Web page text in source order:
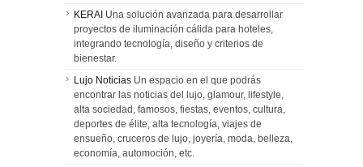
KERAI Una solución avanzada para desarrollar
proyectos de iluminación cálida para hoteles,
integrando tecnología, diseño y criterios de
bienestar.
Lujo Noticias Un espacio en el que podrás
encontrar las noticias del lujo, glamour, lifestyle,
alta sociedad, famosos, fiestas, eventos, cultura,
deportes de élite, alta tecnología, viajes de
ensueño, cruceros de lujo, joyería, moda, belleza,
economía, automoción, etc.